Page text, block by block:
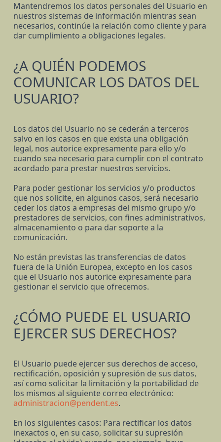
Mantendremos los datos personales del Usuario en
nuestros sistemas de información mientras sean
necesarios, continúe la relación como cliente y para
dar cumplimiento a obligaciones legales.
¿A QUIÉN PODEMOS
COMUNICAR LOS DATOS DEL
USUARIO?
Los datos del Usuario no se cederán a terceros
salvo en los casos en que exista una obligación
legal, nos autorice expresamente para ello y/o
cuando sea necesario para cumplir con el contrato
acordado para prestar nuestros servicios.
Para poder gestionar los servicios y/o productos
que nos solicite, en algunos casos, será necesario
ceder los datos a empresas del mismo grupo y/o
prestadores de servicios, con fines administrativos,
almacenamiento o para dar soporte a la
comunicación.
No están previstas las transferencias de datos
fuera de la Unión Europea, excepto en los casos
que el Usuario nos autorice expresamente para
gestionar el servicio que ofrecemos.
¿CÓMO PUEDE EL USUARIO
EJERCER SUS DERECHOS?
El Usuario puede ejercer sus derechos de acceso,
rectificación, oposición y supresión de sus datos,
así como solicitar la limitación y la portabilidad de
los mismos al siguiente correo electrónico:
administracion@pendent.es.
En los siguientes casos: Para rectificar los datos
inexactos o, en su caso, solicitar su supresión